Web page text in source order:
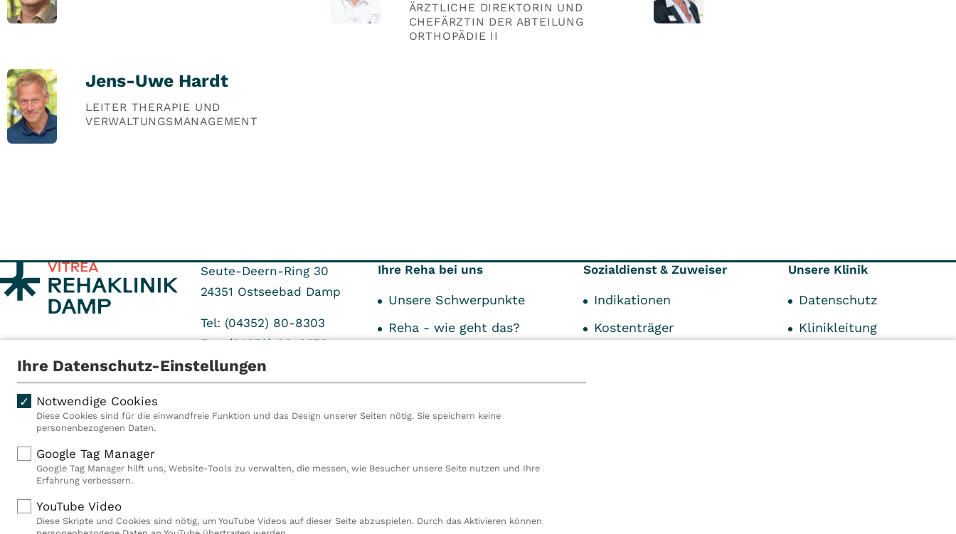
ÄRZTLICHE DIREKTORIN UND
CHEFÄRZTIN DER ABTEILUNG
ORTHOPÄDIE II
Jens-Uwe Hardt
LEITER THERAPIE UND
VERWALTUNGSMANAGEMENT
Seute-Deern-Ring 30
24351 Ostseebad Damp
Tel: (04352) 80-8303
Fax: (04352) 80-8373
Ihre Reha bei uns
Unsere Schwerpunkte
Reha - wie geht das?
Über den Aufenthalt
Freizeitangebote &
Sozialdienst & Zuweiser
Indikationen
Kostenträger
Unsere Klinik
Datenschutz
Klinikleitung
Rahmen der Gruppe betreiben wir 80 stationäre und ambulante Einrichtungen in
Akutkliniken, acht ambulante Rehazentren, zwei Medizinische Versorgungszentren
Ihre Datenschutz-Einstellungen
Notwendige Cookies
Diese Cookies sind für die einwandfreie Funktion und das Design unserer Seiten nötig. Sie speichern keine
personenbezogenen Daten.
Google Tag Manager
Google Tag Manager hilft uns, Website-Tools zu verwalten, die messen, wie Besucher unsere Seite nutzen und Ihre
Erfahrung verbessern.
YouTube Video
Diese Skripte und Cookies sind nötig, um YouTube Videos auf dieser Seite abzuspielen. Durch das Aktivieren können